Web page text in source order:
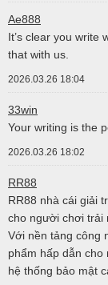
Ae888
It’s clear you
that with us.
2026.03.26 18:04
33win
Your writing is the
2026.03.26 18:02
RR88
RR88 nhà cái giải
cho người chơi trải
Với nền tảng công
phẩm hấp dẫn
hệ thống bảo mật